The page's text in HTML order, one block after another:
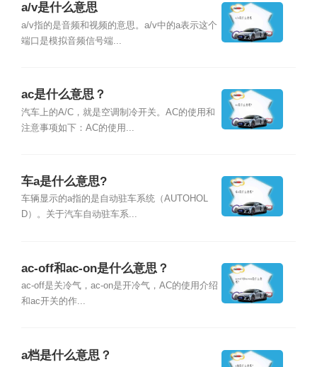
a/v是什么意思
a/v指的是音频和视频的意思。a/v中的a表示这个
端口是模拟音频信号端...
ac是什么意思？
汽车上的A/C，就是空调制冷开关。AC的使用和
注意事项如下：AC的使用...
车a是什么意思?
车辆显示的a指的是自动驻车系统（AUTOHOL
D）。关于汽车自动驻车系...
ac-off和ac-on是什么意思？
ac-off是关冷气，ac-on是开冷气，AC的使用介绍
和ac开关的作...
a档是什么意思？